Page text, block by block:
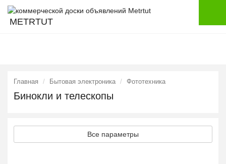
METRTUT
Главная Бытовая электроника Фототехника
Бинокли и телескопы
Все параметры